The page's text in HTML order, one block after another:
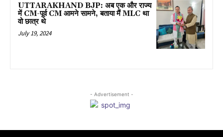
UTTARAKHAND BJP: अब एक और राज्य
में CM-पूर्व CM आमने सामने, बताया मैं MLC था
वो छात्र थे
July 19, 2024
- Advertisement -